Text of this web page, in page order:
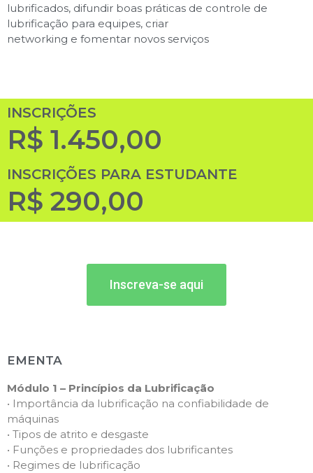
lubrificados, difundir boas práticas de controle de
lubrificação para equipes, criar
networking e fomentar novos serviços
INSCRIÇÕES
R$ 1.450,00
INSCRIÇÕES PARA ESTUDANTE
R$ 290,00
Inscreva-se aqui
EMENTA
Módulo 1 – Princípios da Lubrificação
• Importância da lubrificação na confiabilidade de
máquinas
• Tipos de atrito e desgaste
• Funções e propriedades dos lubrificantes
• Regimes de lubrificação